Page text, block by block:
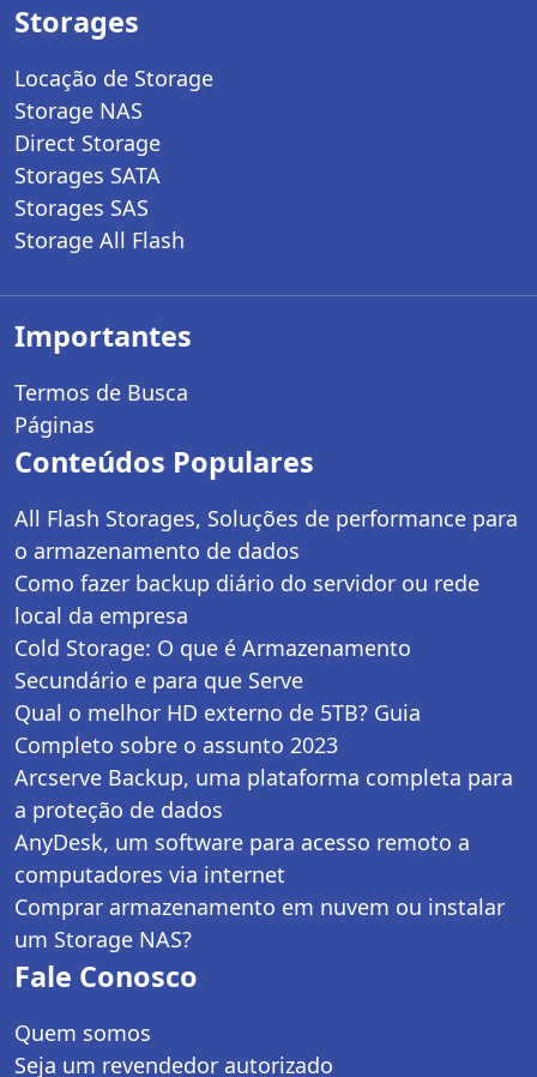
Storages
Locação de Storage
Storage NAS
Direct Storage
Storages SATA
Storages SAS
Storage All Flash
Importantes
Termos de Busca
Páginas
Conteúdos Populares
All Flash Storages, Soluções de performance para
o armazenamento de dados
Como fazer backup diário do servidor ou rede
local da empresa
Cold Storage: O que é Armazenamento
Secundário e para que Serve
Qual o melhor HD externo de 5TB? Guia
Completo sobre o assunto 2023
Arcserve Backup, uma plataforma completa para
a proteção de dados
AnyDesk, um software para acesso remoto a
computadores via internet
Comprar armazenamento em nuvem ou instalar
um Storage NAS?
Fale Conosco
Quem somos
Seja um revendedor autorizado